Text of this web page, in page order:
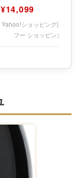
750ml 12本セット
¥14,099
Yahoo!ショッピング(ヤ
フー ショッピング)